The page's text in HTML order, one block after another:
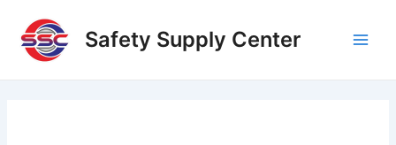
content
Safety Supply Center